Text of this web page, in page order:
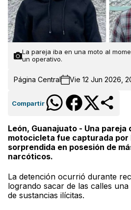
La pareja iba en una moto al
un operativo.
Página Central Vie 12 Jun 2026,
Compartir
León, Guanajuato - Una pareja
motocicleta fue capturada por
sorprendida en posesión de
narcóticos.
La detención ocurrió durante
logrando sacar de las calles
de sustancias ilícitas.